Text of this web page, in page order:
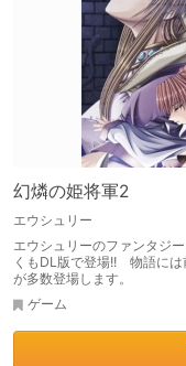
幻燐の姫将軍2
エウシュリー
エウシュリーのファンタジ
くもDL版で登場!! 物語には
が多数登場します。
ゲーム